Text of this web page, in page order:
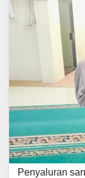
Penyaluran